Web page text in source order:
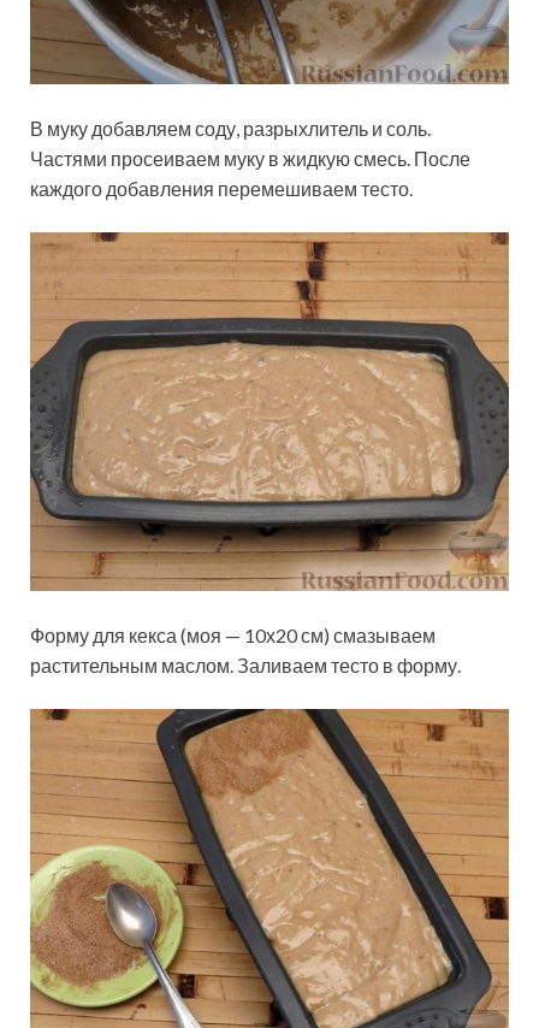
В муку добавляем соду, разрыхлитель и соль.
Частями просеиваем муку в жидкую смесь. После
каждого добавления перемешиваем тесто.
Форму для кекса (моя — 10х20 см) смазываем
растительным маслом. Заливаем тесто в форму.